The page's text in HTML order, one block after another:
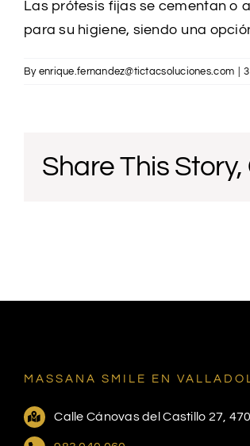
Las prótesis fijas se cementan o
para su higiene, siendo una
By enrique.fernandez@tictacsoluciones.com
Share This
MASSANA SMILE EN
Calle Cánovas del Castillo 27,